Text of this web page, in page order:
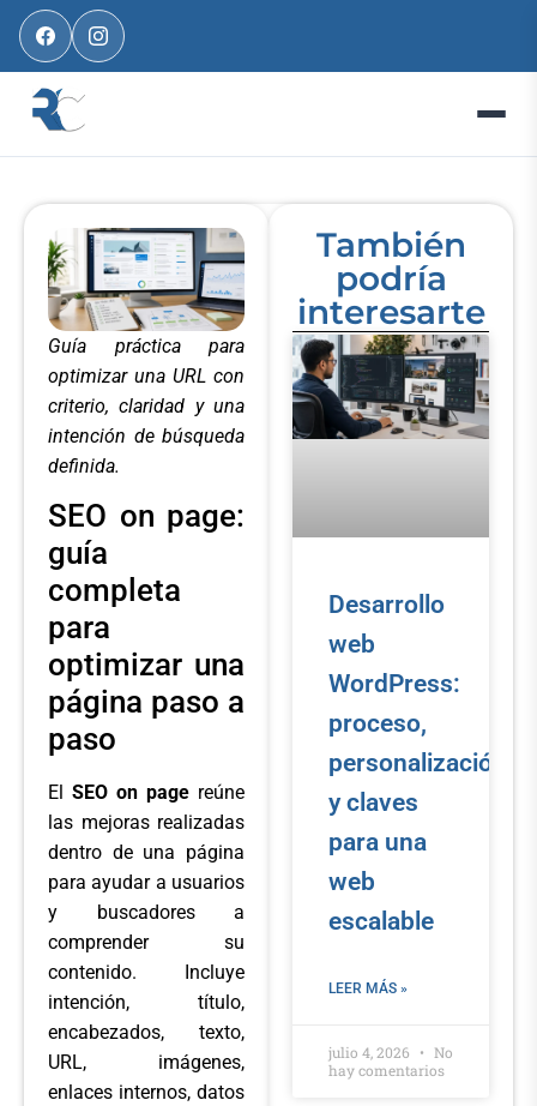
Guía práctica para
optimizar una URL con
criterio, claridad y una
intención de búsqueda
definida.
SEO on page:
guía
completa
para
optimizar una
página paso a
paso
El SEO on page reúne
las mejoras realizadas
dentro de una página
para ayudar a usuarios
y buscadores a
comprender su
contenido. Incluye
intención, título,
encabezados, texto,
URL, imágenes,
enlaces internos, datos
También
podría
interesarte
Desarrollo
web
WordPress:
proceso,
personalización
y claves
para una
web
escalable
LEER MÁS »
julio 4, 2026
No
hay comentarios